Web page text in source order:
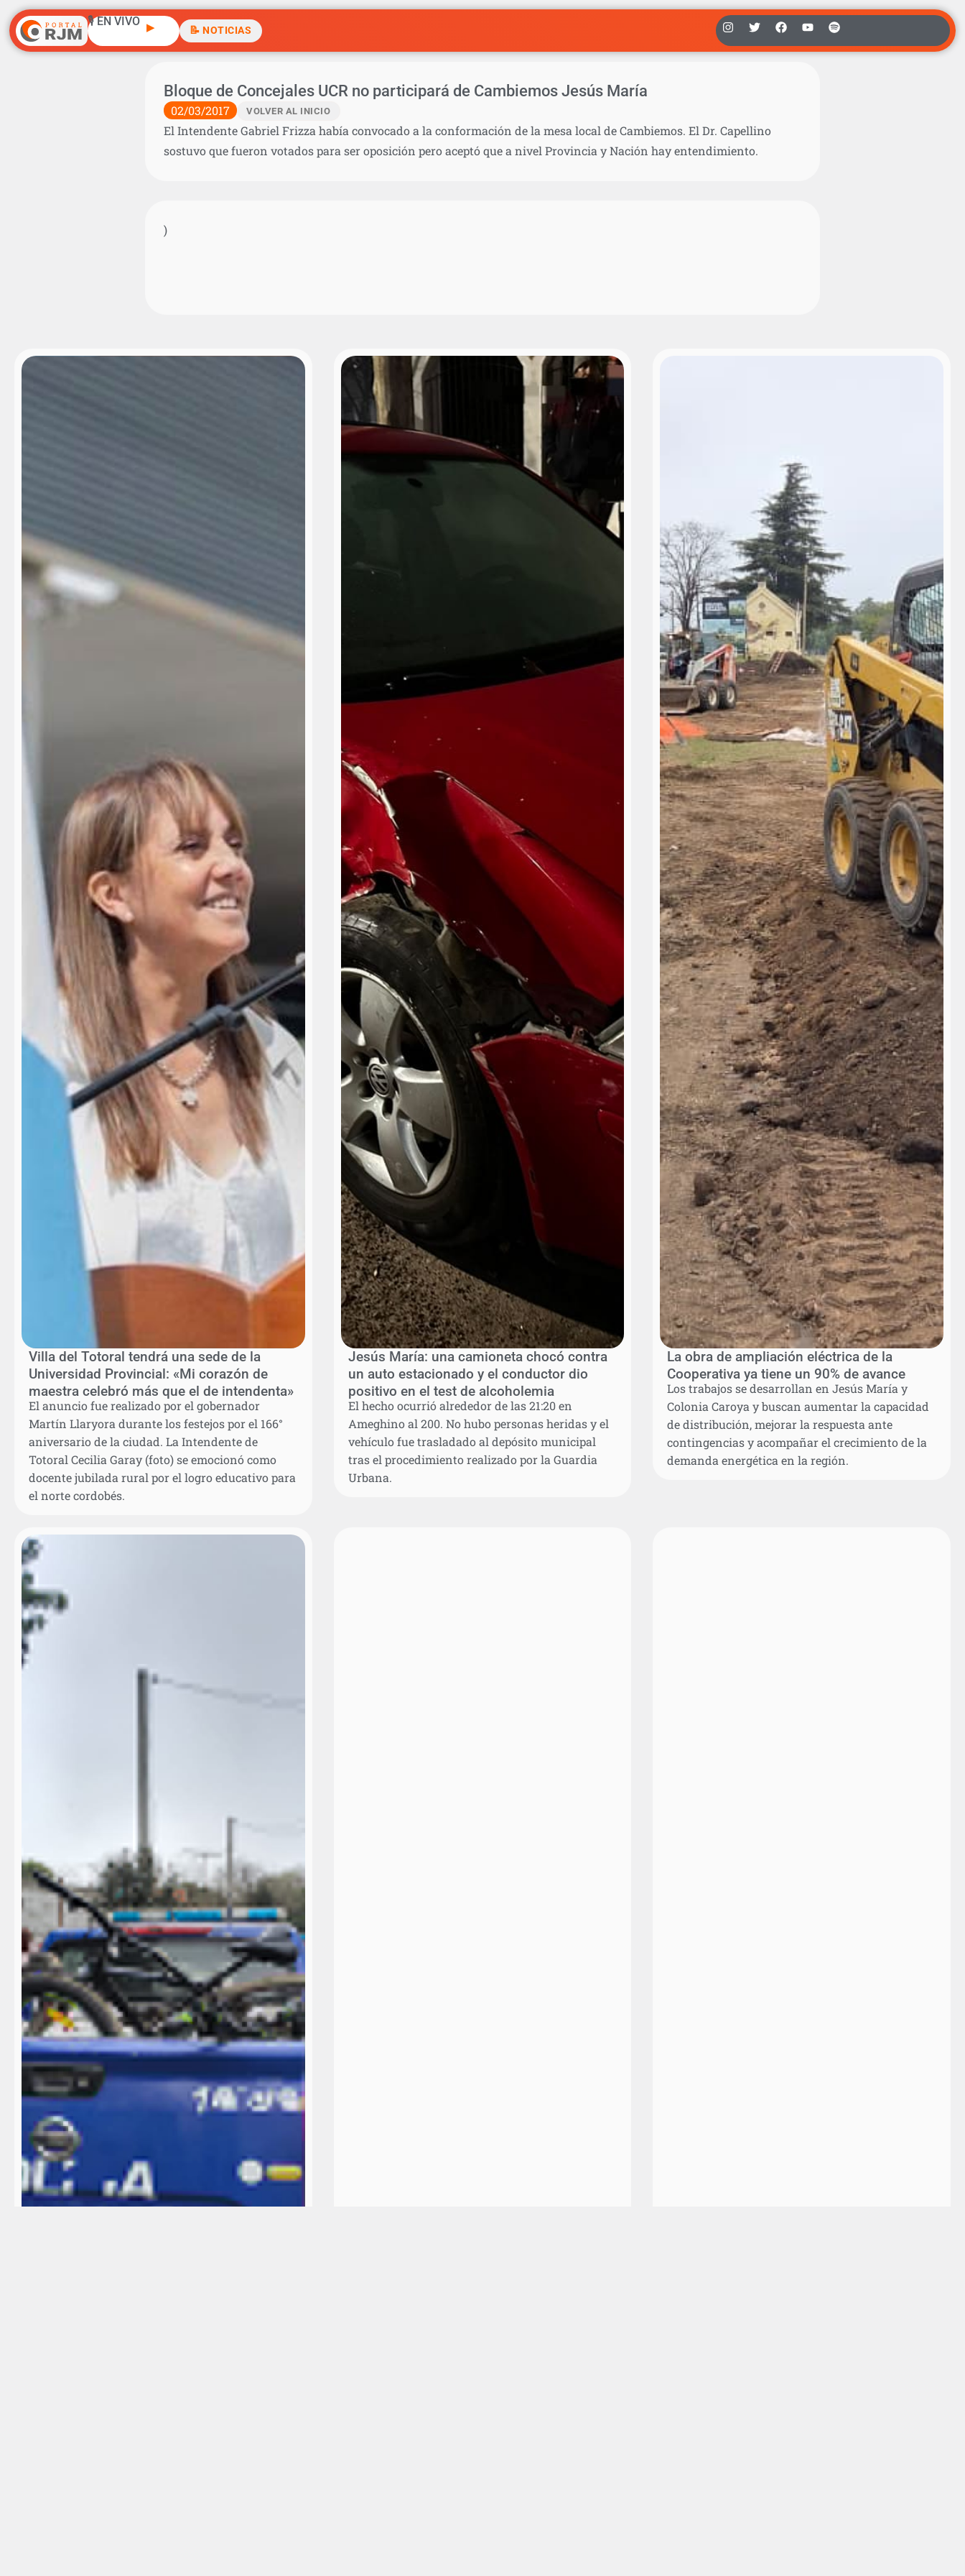
🎙️ EN VIVO ▶ 📝 NOTICIAS
Bloque de Concejales UCR no participará de Cambiemos Jesús María
02/03/2017 VOLVER AL INICIO
El Intendente Gabriel Frizza había convocado a la conformación de la mesa local de Cambiemos. El Dr. Capellino
sostuvo que fueron votados para ser oposición pero aceptó que a nivel Provincia y Nación hay entendimiento.
)
Villa del Totoral tendrá una sede de la
Universidad Provincial: «Mi corazón de
maestra celebró más que el de intendenta»
El anuncio fue realizado por el gobernador
Martín Llaryora durante los festejos por el 166°
aniversario de la ciudad. La Intendente de
Totoral Cecilia Garay (foto) se emocionó como
docente jubilada rural por el logro educativo para
el norte cordobés.
Jesús María: una camioneta chocó contra
un auto estacionado y el conductor dio
positivo en el test de alcoholemia
El hecho ocurrió alrededor de las 21:20 en
Ameghino al 200. No hubo personas heridas y el
vehículo fue trasladado al depósito municipal
tras el procedimiento realizado por la Guardia
Urbana.
La obra de ampliación eléctrica de la
Cooperativa ya tiene un 90% de avance
Los trabajos se desarrollan en Jesús María y
Colonia Caroya y buscan aumentar la capacidad
de distribución, mejorar la respuesta ante
contingencias y acompañar el crecimiento de la
demanda energética en la región.